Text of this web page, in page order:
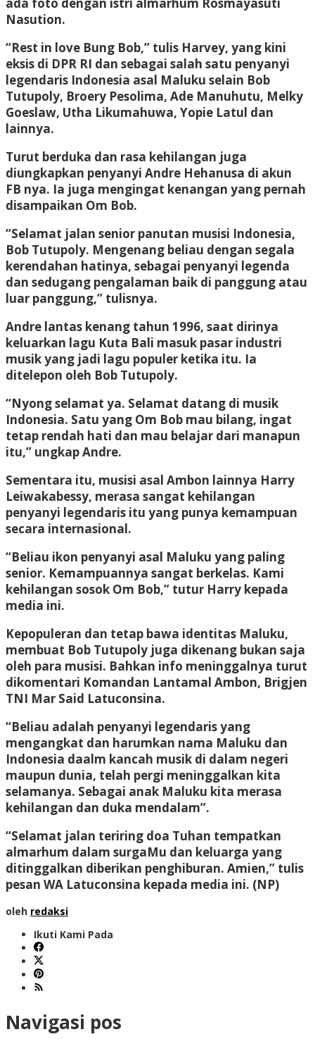
Nasution.
“Rest in love Bung Bob,” tulis Harvey, yang kini
eksis di DPR RI dan sebagai salah satu penyanyi
legendaris Indonesia asal Maluku selain Bob
Tutupoly, Broery Pesolima, Ade Manuhutu, Melky
Goeslaw, Utha Likumahuwa, Yopie Latul dan
lainnya.
Turut berduka dan rasa kehilangan juga
diungkapkan penyanyi Andre Hehanusa di akun
FB nya. Ia juga mengingat kenangan yang pernah
disampaikan Om Bob.
“Selamat jalan senior panutan musisi Indonesia,
Bob Tutupoly. Mengenang beliau dengan segala
kerendahan hatinya, sebagai penyanyi legenda
dan sedugang pengalaman baik di panggung atau
luar panggung,” tulisnya.
Andre lantas kenang tahun 1996, saat dirinya
keluarkan lagu Kuta Bali masuk pasar industri
musik yang jadi lagu populer ketika itu. Ia
ditelepon oleh Bob Tutupoly.
“Nyong selamat ya. Selamat datang di musik
Indonesia. Satu yang Om Bob mau bilang, ingat
tetap rendah hati dan mau belajar dari manapun
itu,” ungkap Andre.
Sementara itu, musisi asal Ambon lainnya Harry
Leiwakabessy, merasa sangat kehilangan
penyanyi legendaris itu yang punya kemampuan
secara internasional.
“Beliau ikon penyanyi asal Maluku yang paling
senior. Kemampuannya sangat berkelas. Kami
kehilangan sosok Om Bob,” tutur Harry kepada
media ini.
Kepopuleran dan tetap bawa identitas Maluku,
membuat Bob Tutupoly juga dikenang bukan saja
oleh para musisi. Bahkan info meninggalnya turut
dikomentari Komandan Lantamal Ambon, Brigjen
TNI Mar Said Latuconsina.
“Beliau adalah penyanyi legendaris yang
mengangkat dan harumkan nama Maluku dan
Indonesia daalm kancah musik di dalam negeri
maupun dunia, telah pergi meninggalkan kita
selamanya. Sebagai anak Maluku kita merasa
kehilangan dan duka mendalam”.
“Selamat jalan teriring doa Tuhan tempatkan
almarhum dalam surgaMu dan keluarga yang
ditinggalkan diberikan penghiburan. Amien,” tulis
pesan WA Latuconsina kepada media ini. (NP)
oleh redaksi
Ikuti Kami Pada
Navigasi pos